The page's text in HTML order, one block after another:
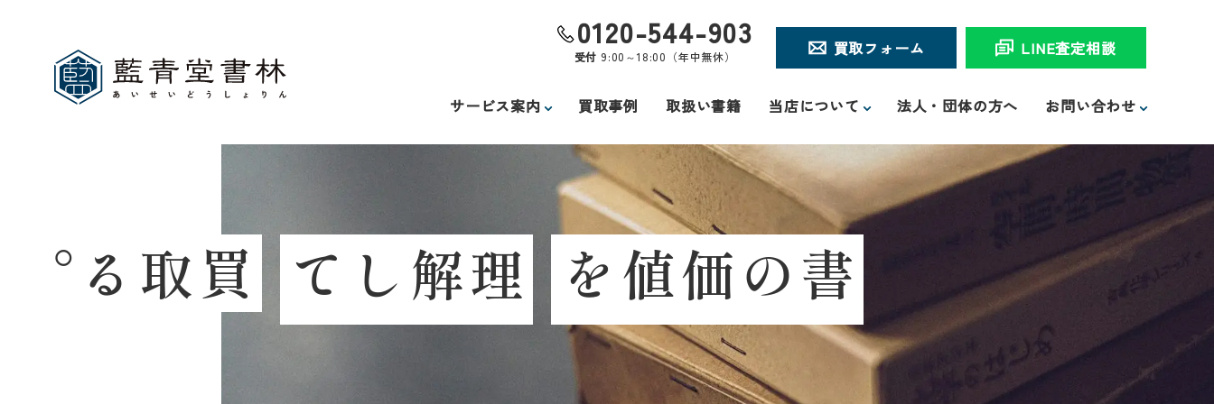
サービス案内 買取事例 取扱い書籍 当店について 法人・団体の方へ お問い合わせ
0120-544-903
受付 9:00～18:00（年中無休） 買取フォーム LINE査定相談
書
の
価
値
を
理
解
し
て
買
取
る
。